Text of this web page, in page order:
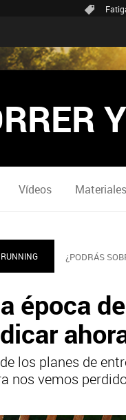
Vídeos Materiales
RUNNING ¿PODRÁS
época
los planes de
nos vemos